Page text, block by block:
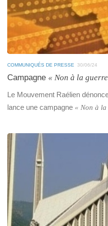
COMMUNIQUÉS DE PRESSE 30/06/24
Campagne « Non à la
Le Mouvement Raélien
lance une campagne « Non à